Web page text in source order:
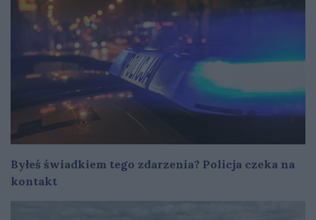
Byłeś świadkiem tego zdarzenia? Policja czeka na
kontakt